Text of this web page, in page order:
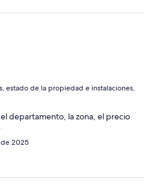
estado de la propiedad e instalaciones,
departamento, la zona, el precio
de 2025